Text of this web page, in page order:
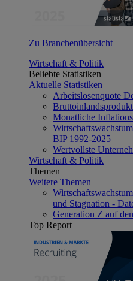
Zu Branchenübersicht
Wirtschaft & Politik
Beliebte Statistiken
Aktuelle Statistiken
Arbeitslosenquote
Monatliche
BIP 1992-2025
Wertvollste
Wirtschaft & Politik
Themen
Weitere Themen
und Stagnation -
Generation Z auf
Top Report